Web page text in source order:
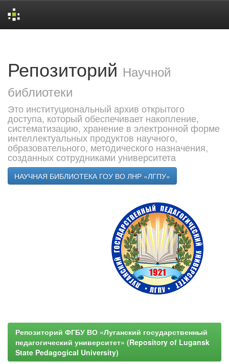
Репозиторий Научной
библиотеки
Это институциональный архив открытого
доступа, который обеспечивает накопление,
систематизацию, хранение в электронной форме
интеллектуальных продуктов научного,
образовательного, методического назначения,
созданных сотрудниками университета
НАУЧНАЯ БИБЛИОТЕКА ГОУ ВО ЛНР «ЛГПУ»
Репозиторий ФГБУ ВО «Луганский государственный
педагогический университет» (Repository of Lugansk
State Pedagogical University)